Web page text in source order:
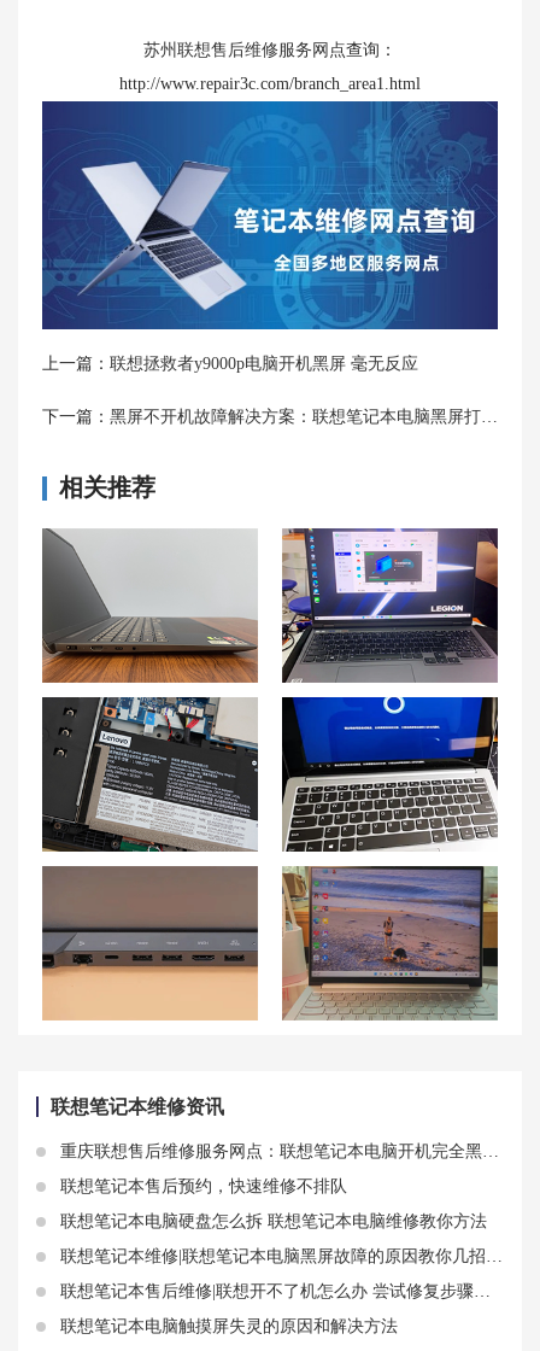
苏州联想售后维修服务网点查询：
http://www.repair3c.com/branch_area1.html
上一篇： 联想拯救者y9000p电脑开机黑屏 毫无反应
下一篇： 黑屏不开机故障解决方案：联想笔记本电脑黑屏打不开怎么办
相关推荐
联想小新pro16发热严重且cpu温度过高有什么解决办法 联想拯救者 R9000P系统频繁崩溃怎么处理？
续航之王？如何优化联想拯救者R7000P笔记本电池寿命！ 联想小新Pro16笔记本如何重新安装系统？
联想笔记本维修资讯
重庆联想售后维修服务网点：联想笔记本电脑开机完全黑屏 联想开机完全没反应
联想笔记本售后预约，快速维修不排队
联想笔记本电脑硬盘怎么拆 联想笔记本电脑维修教你方法
联想笔记本维修|联想笔记本电脑黑屏故障的原因教你几招快速解决
联想笔记本售后维修|联想开不了机怎么办 尝试修复步骤是什么
联想笔记本电脑触摸屏失灵的原因和解决方法